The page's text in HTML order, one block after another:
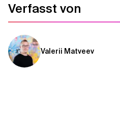
Verfasst von
Valerii Matveev